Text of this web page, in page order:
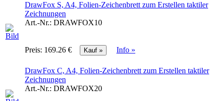
DrawFox S, A4, Folien-Zeichenbrett zum Erstellen taktiler
Zeichnungen
Art.-Nr.: DRAWFOX10
Preis: 169.26 € Info »
DrawFox C, A4, Folien-Zeichenbrett zum Erstellen taktiler
Zeichnungen
Art.-Nr.: DRAWFOX20